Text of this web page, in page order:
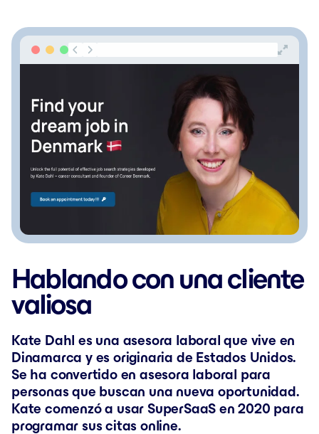
Hablando con una cliente
valiosa
Kate Dahl es una asesora laboral que vive en
Dinamarca y es originaria de Estados Unidos.
Se ha convertido en asesora laboral para
personas que buscan una nueva oportunidad.
Kate comenzó a usar SuperSaaS en 2020 para
programar sus citas online.